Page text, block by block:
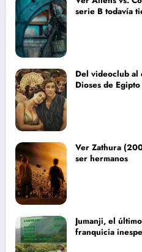
serie B todavía
Del videoclub al
Dioses de
Ver Zathura
ser hermanos
Jumanji, el
franquicia